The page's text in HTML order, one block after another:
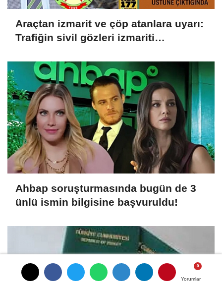
Yorumlar
Yorumlar
Araçtan izmarit ve çöp atanlara uyarı:
Trafiğin sivil gözleri izmariti
Ahbap soruşturmasında bugün de 3
ünlü ismin bilgisine başvuruldu!